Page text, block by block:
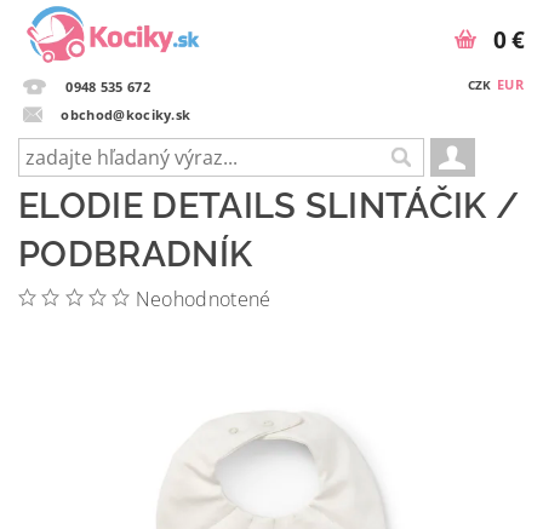
0948 535 672
obchod@kociky.sk
CZK EUR
0 €
ELODIE DETAILS SLINTÁČIK /
PODBRADNÍK
Neohodnotené